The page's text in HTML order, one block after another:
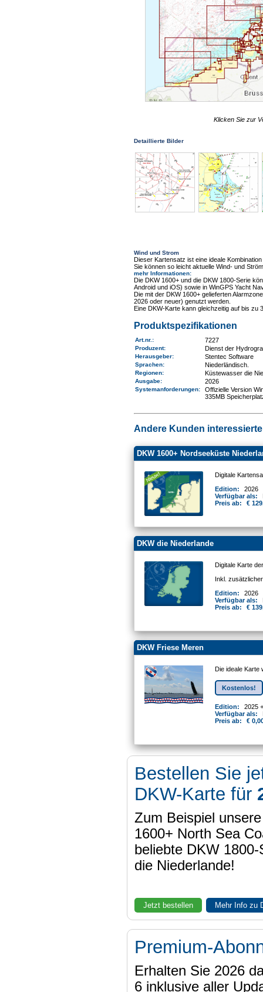
Klicken Sie zur
Detaillierte Bilder
Wind und Strom
Dieser Kartensatz ist eine ideale
Sie können so leicht aktuelle Wind- und
mehr Informationen:
Die DKW 1600+ und die DKW 1800-Serie
Android und iOS) sowie in WinGPS Yacht
Die mit der DKW 1600+ gelieferten
2026 oder neuer) genutzt werden.
Eine DKW-Karte kann gleichzeitig auf bis zu
Produktspezifikationen
Art.nr. : 7227
Produzent: Dienst der
Herausgeber: Stentec Software
Sprachen: Niederländisch.
Regionen: Küstewasser die
Ausgabe: 2026
Systemanforderungen:
Offizielle Version
335MB
Andere Kunden
DKW 1600+ Nordseeküste
Digitale
Edition:
2026
Verfügbar als:
Preis ab:
€
DKW die Niederlande
Digitale Karte
Inkl.
Edition:
2026
Verfügbar als:
Preis ab:
€
DKW Friese Meren
Die ideale Karte
Kostenlos!
Edition:
2025
Verfügbar als:
Preis ab:
€
Bestellen Sie
DKW-Karte für
Zum Beispiel
1600+ North Sea
beliebte DKW
die Niederlande!
Jetzt bestellen Mehr Info zu
Premium-
Erhalten Sie 2026
6 inklusive aller